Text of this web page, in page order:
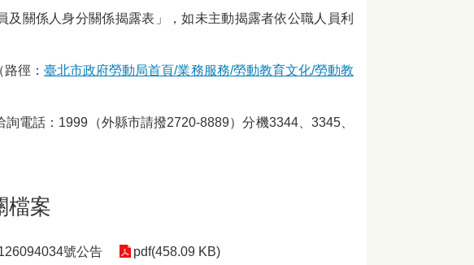
及關係人身分關係揭露表」，如未主動揭露者依公職人員利
路徑：臺北市政府勞動局首頁/業務服務/勞動教育文化/勞動教
電話：1999（外縣市請撥2720-8889）分機3344、3345、
檔案
號公告 pdf(458.09 KB)